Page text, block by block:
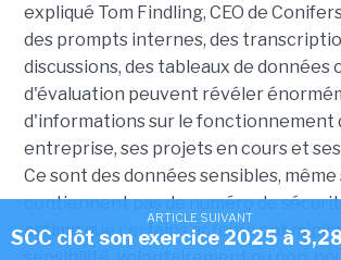
expliqué Tom Findling, CEO de
des prompts internes, des
discussions, des tableaux de données
d'évaluation peuvent révéler
d'informations sur le fonctionnement
entreprise, ses projets en cours et
Ce sont des données sensibles, même
contiennent pas de numéro de
estime que certains acteurs ont
ARTICLE SUIVANT
SCC clôt son exercice 2025 à